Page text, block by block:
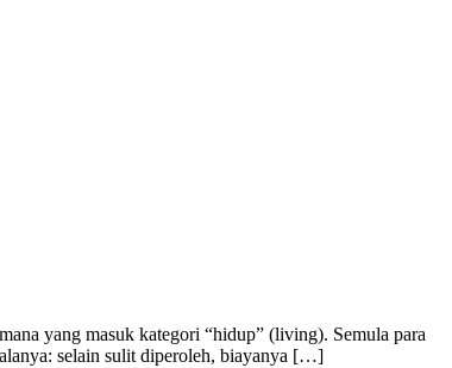
yang masuk kategori “hidup” (living). Semula para
selain sulit diperoleh, biayanya […]